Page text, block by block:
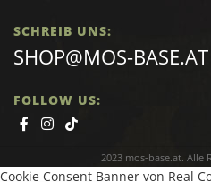
SCHREIB UNS:
SHOP@MOS-BASE.AT
FOLLOW US:
2023 mos-base.at. Alle
Cookie Consent Banner von Real